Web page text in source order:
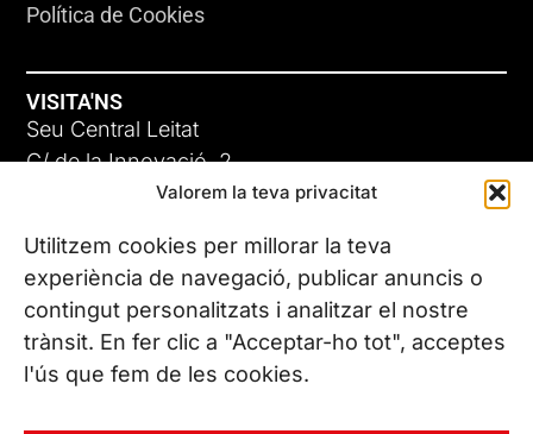
Valorem la teva privacitat
Utilitzem cookies per millorar la teva
experiència de navegació, publicar anuncis o
contingut personalitzats i analitzar el nostre
trànsit. En fer clic a "Acceptar-ho tot", acceptes
l'ús que fem de les cookies.
Política de Cookies
VISITA'NS
Seu Central Leitat
C/ de la Innovació, 2
08225 Terrassa, (Barcelona)
Coneix les nostres seus
CONTACTA’NS
Tel. (+34) 937 882 300